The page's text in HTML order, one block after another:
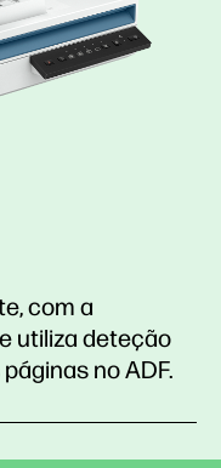
com a
utiliza deteção
no ADF.